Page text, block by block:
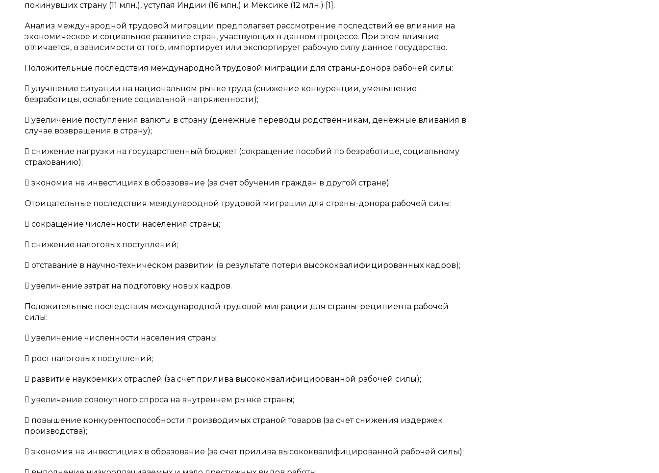
покинувших страну (11 млн.), уступая Индии (16 млн.) и Мексике (12 млн.) [1].
Анализ международной трудовой миграции предполагает рассмотрение последствий ее влияния на
экономическое и социальное развитие стран, участвующих в данном процессе. При этом влияние
отличается, в зависимости от того, импортирует или экспортирует рабочую силу данное государство.
Положительные последствия международной трудовой миграции для страны-донора рабочей силы:
 улучшение ситуации на национальном рынке труда (снижение конкуренции, уменьшение
безработицы, ослабление социальной напряженности);
 увеличение поступления валюты в страну (денежные переводы родственникам, денежные вливания в
случае возвращения в страну);
 снижение нагрузки на государственный бюджет (сокращение пособий по безработице, социальному
страхованию);
 экономия на инвестициях в образование (за счет обучения граждан в другой стране).
Отрицательные последствия международной трудовой миграции для страны-донора рабочей силы:
 сокращение численности населения страны;
 снижение налоговых поступлений;
 отставание в научно-техническом развитии (в результате потери высококвалифицированных кадров);
 увеличение затрат на подготовку новых кадров.
Положительные последствия международной трудовой миграции для страны-реципиента рабочей
силы:
 увеличение численности населения страны;
 рост налоговых поступлений;
 развитие наукоемких отраслей (за счет прилива высококвалифицированной рабочей силы);
 увеличение совокупного спроса на внутреннем рынке страны;
 повышение конкурентоспособности производимых страной товаров (за счет снижения издержек
производства);
 экономия на инвестициях в образование (за счет прилива высококвалифицированной рабочей силы);